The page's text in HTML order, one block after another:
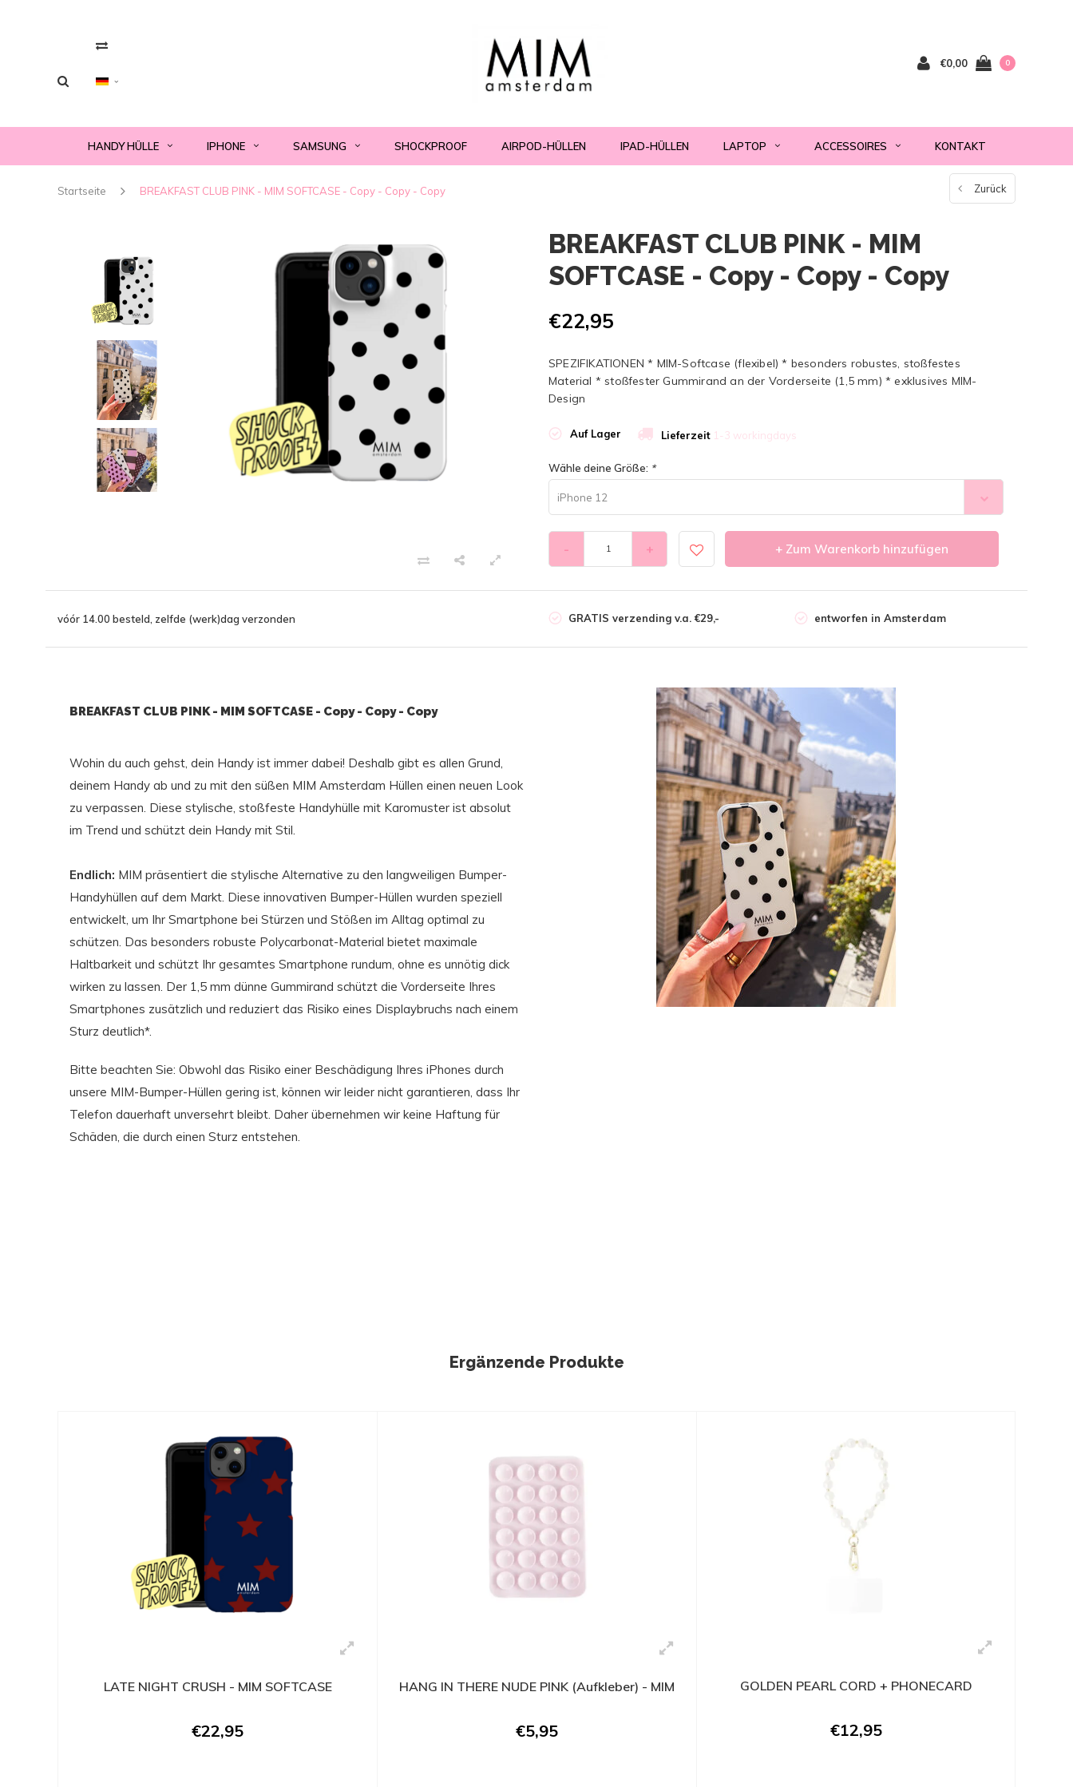
€0,00 0
HANDY HÜLLE IPHONE SAMSUNG SHOCKPROOF AIRPOD-HÜLLEN IPAD-HÜLLEN LAPTOP ACCESSOIRES KONTAKT
Startseite BREAKFAST CLUB PINK - MIM SOFTCASE - Copy - Copy - Copy Zurück
BREAKFAST CLUB PINK - MIM
SOFTCASE - Copy - Copy - Copy
€22,95
SPEZIFIKATIONEN * MIM-Softcase (flexibel) * besonders robustes, stoßfestes
Material * stoßfester Gummirand an der Vorderseite (1,5 mm) * exklusives MIM-
Design
Auf Lager Lieferzeit 1-3 workingdays
Wähle deine Größe: *
iPhone 12
- + + Zum Warenkorb hinzufügen
vóór 14.00 besteld, zelfde (werk)dag verzonden GRATIS verzending v.a. €29,- entworfen in Amsterdam
BREAKFAST CLUB PINK - MIM SOFTCASE - Copy - Copy - Copy
Wohin du auch gehst, dein Handy ist immer dabei! Deshalb gibt es allen Grund,
deinem Handy ab und zu mit den süßen MIM Amsterdam Hüllen einen neuen Look
zu verpassen. Diese stylische, stoßfeste Handyhülle mit Karomuster ist absolut
im Trend und schützt dein Handy mit Stil.
Endlich: MIM präsentiert die stylische Alternative zu den langweiligen Bumper-
Handyhüllen auf dem Markt. Diese innovativen Bumper-Hüllen wurden speziell
entwickelt, um Ihr Smartphone bei Stürzen und Stößen im Alltag optimal zu
schützen. Das besonders robuste Polycarbonat-Material bietet maximale
Haltbarkeit und schützt Ihr gesamtes Smartphone rundum, ohne es unnötig dick
wirken zu lassen. Der 1,5 mm dünne Gummirand schützt die Vorderseite Ihres
Smartphones zusätzlich und reduziert das Risiko eines Displaybruchs nach einem
Sturz deutlich*.
Bitte beachten Sie: Obwohl das Risiko einer Beschädigung Ihres iPhones durch
unsere MIM-Bumper-Hüllen gering ist, können wir leider nicht garantieren, dass Ihr
Telefon dauerhaft unversehrt bleibt. Daher übernehmen wir keine Haftung für
Schäden, die durch einen Sturz entstehen.
Ergänzende Produkte
LATE NIGHT CRUSH - MIM SOFTCASE
€22,95
HANG IN THERE NUDE PINK (Aufkleber) - MIM
€5,95
GOLDEN PEARL CORD + PHONECARD
€12,95